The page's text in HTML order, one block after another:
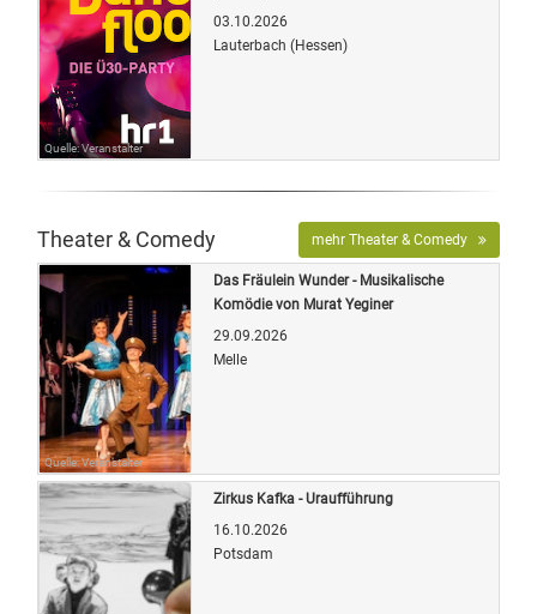
Quelle: Veranstalter
03.10.2026
Lauterbach (Hessen)
Theater & Comedy mehr Theater & Comedy
Quelle: Veranstalter
Das Fräulein Wunder - Musikalische
Komödie von Murat Yeginer
29.09.2026
Melle
Zirkus Kafka - Uraufführung
16.10.2026
Potsdam